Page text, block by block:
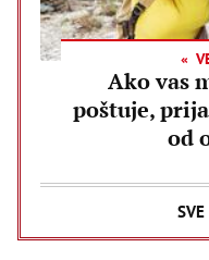
Ako vas
poštuje,
od
SVE